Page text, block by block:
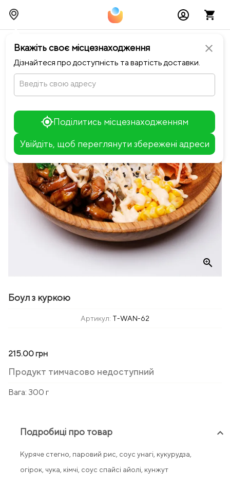
close
Вкажіть своє місцезнаходження
Дізнайтеся про доступність та вартість доставки.
Введіть свою адресу
Поділитись місцезнаходженням
Увійдіть, щоб переглянути збережені адреси
+
−
chevron_leftПовернутися до Warung
zoom_in
Боул з куркою
Артикул: T-WAN-62
215.00 грн
Продукт тимчасово недоступний
Вага: 300 г
Подробиці про товар keyboard_arrow_up
Куряче стегно, паровий рис, соус унагі, кукурудза,
огірок, чука, кімчі, соус спайсі айолі, кунжут